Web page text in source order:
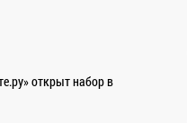
открыт набор в